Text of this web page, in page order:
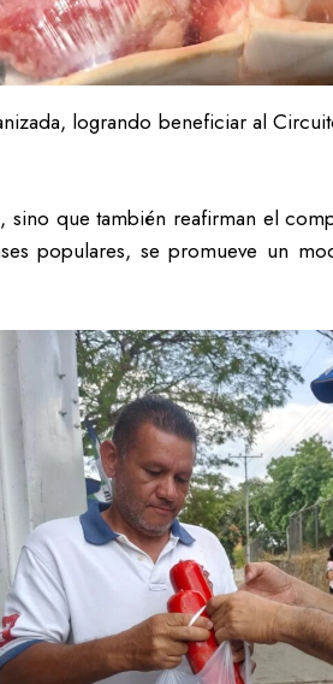
logrando beneficiar al
que también reafirman el
populares, se promueve un